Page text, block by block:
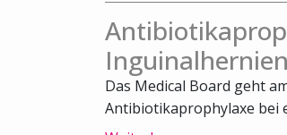
Das Medical Board geht
Antibiotikaprophylaxe bei